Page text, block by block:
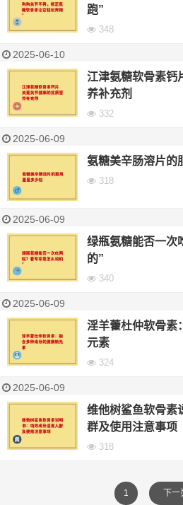
跑”
348
2025-06-10
江津氨糖软骨素钙
养补充剂
332
2025-06-09
氨糖美辛肠溶片的
318
2025-06-09
绿瓶氨糖能否一次
的”
340
2025-06-09
淫羊藿杜仲软骨素
元素
324
2025-06-09
维他树鲨鱼软骨素
群及使用注意事项
318
1 下一